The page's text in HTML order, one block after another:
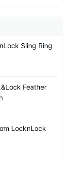
Sling Ring
Feather
LocknLock